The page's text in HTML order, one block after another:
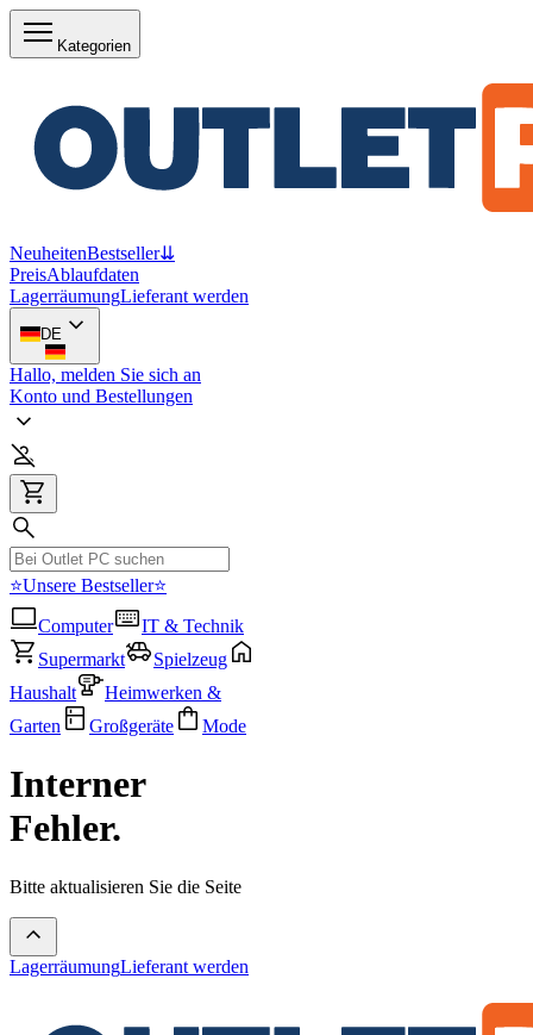
Kategorien
NeuheitenBestseller⇊
PreisAblaufdaten
LagerräumungLieferant werden
DE
Hallo, melden Sie sich an
Konto und Bestellungen
⭐Unsere Bestseller⭐
Computer
IT & Technik
Supermarkt
Spielzeug
Haushalt
Heimwerken &
Garten
Großgeräte Mode
Interner
Fehler.
Bitte aktualisieren Sie die Seite
LagerräumungLieferant werden